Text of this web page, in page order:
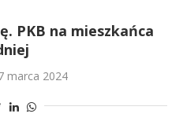
PKB na mieszkańca
marca 2024